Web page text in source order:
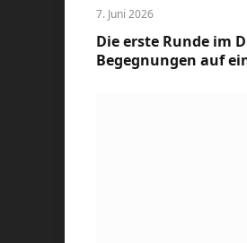
7. Juni 2026
Die erste Runde im
Begegnungen auf